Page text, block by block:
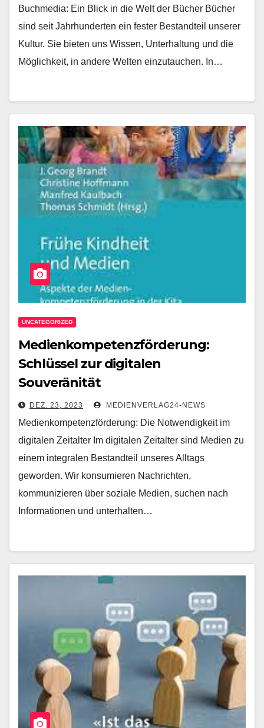
Buchmedia: Ein Blick in die Welt der Bücher Bücher
sind seit Jahrhunderten ein fester Bestandteil unserer
Kultur. Sie bieten uns Wissen, Unterhaltung und die
Möglichkeit, in andere Welten einzutauchen. In…
UNCATEGORIZED
Medienkompetenzförderung:
Schlüssel zur digitalen
Souveränität
DEZ. 23, 2023 MEDIENVERLAG24-NEWS
Medienkompetenzförderung: Die Notwendigkeit im
digitalen Zeitalter Im digitalen Zeitalter sind Medien zu
einem integralen Bestandteil unseres Alltags
geworden. Wir konsumieren Nachrichten,
kommunizieren über soziale Medien, suchen nach
Informationen und unterhalten…